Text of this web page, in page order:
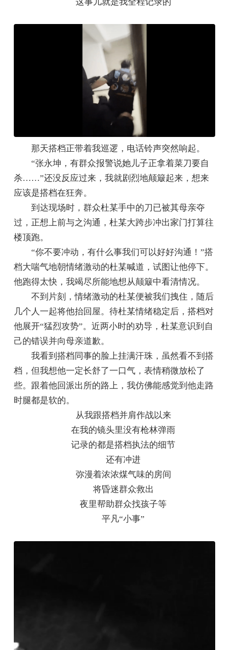
那天搭档正带着我巡逻，电话铃声突然响起。
“张永坤，有群众报警说她儿子正拿着菜刀要自
杀……”还没反应过来，我就剧烈地颠簸起来，想来
应该是搭档在狂奔。
到达现场时，群众杜某手中的刀已被其母亲夺
过，正想上前与之沟通，杜某大跨步冲出家门打算往
楼顶跑。
“你不要冲动，有什么事我们可以好好沟通！”搭
档大喘气地朝情绪激动的杜某喊道，试图让他停下。
他跑得太快，我竭尽所能地想从颠簸中看清情况。
不到片刻，情绪激动的杜某便被我们拽住，随后
几个人一起将他抬回屋。待杜某情绪稳定后，搭档对
他展开“猛烈攻势”。近两小时的劝导，杜某意识到自
己的错误并向母亲道歉。
我看到搭档同事的脸上挂满汗珠，虽然看不到搭
档，但我想他一定长舒了一口气，表情稍微放松了
些。跟着他回派出所的路上，我仿佛能感觉到他走路
时腿都是软的。
从我跟搭档并肩作战以来
在我的镜头里没有枪林弹雨
记录的都是搭档执法的细节
还有冲进
弥漫着浓浓煤气味的房间
将昏迷群众救出
夜里帮助群众找孩子等
平凡“小事”